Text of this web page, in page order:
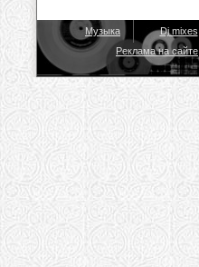
Музыка Dj mixes
Реклама на сайте